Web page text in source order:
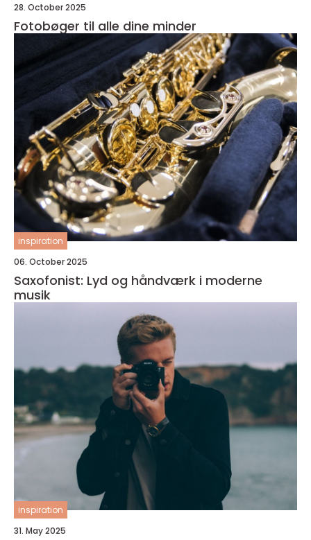
28. October 2025
Fotobøger til alle dine minder
inspiration
06. October 2025
Saxofonist: Lyd og håndværk i moderne
musik
inspiration
31. May 2025